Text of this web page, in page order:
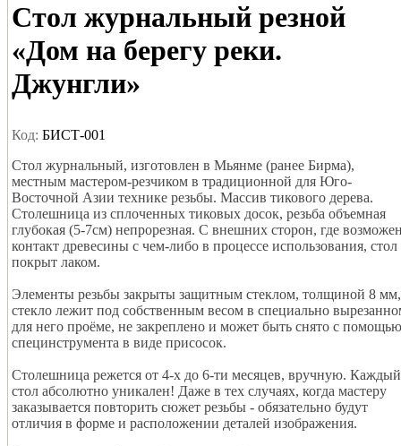
Стол журнальный резной
«Дом на берегу реки.
Джунгли»
Код: БИСТ-001
Стол журнальный, изготовлен в Мьянме (ранее Бирма),
местным мастером-резчиком в традиционной для Юго-
Восточной Азии технике резьбы. Массив тикового дерева.
Столешница из сплоченных тиковых досок, резьба объемная
глубокая (5-7см) непрорезная. С внешних сторон, где
контакт древесины с чем-либо в процессе использования, стол
покрыт лаком.
Элементы резьбы закрыты защитным стеклом, толщиной 8 мм,
стекло лежит под собственным весом в специально
для него проёме, не закреплено и может быть снято с помощью
специнструмента в виде присосок.
Столешница режется от 4-х до 6-ти месяцев, вручную. Каждый
стол абсолютно уникален! Даже в тех случаях, когда мастеру
заказывается повторить сюжет резьбы - обязательно будут
отличия в форме и расположении деталей изображения.